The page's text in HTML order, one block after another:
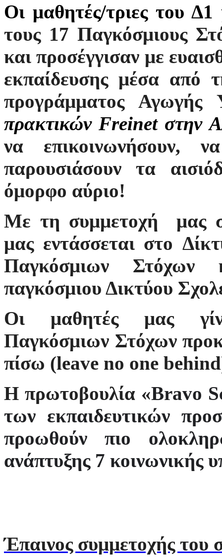
Οι μαθητές/τριες του
τους 17 Παγκόσμιους
και προσέγγισαν με
εκπαίδευσης μέσα από
προγράμματος
πρακτικών Freinet στην
να επικοινωνήσουν,
παρουσιάσουν τα
όμορφο αύριο!
Με τη συμμετοχή μας
μας εντάσσεται στο
Παγκόσμιων Στόχων
παγκόσμιου Δικτύου
Οι μαθητές μας
Παγκόσμιων Στόχων
πίσω (leave no one
Η πρωτοβουλία «Bravo
των εκπαιδευτικών
προωθούν πιο
ανάπτυξης 7 κοινωνικής
Έπαινος συμμετοχής του